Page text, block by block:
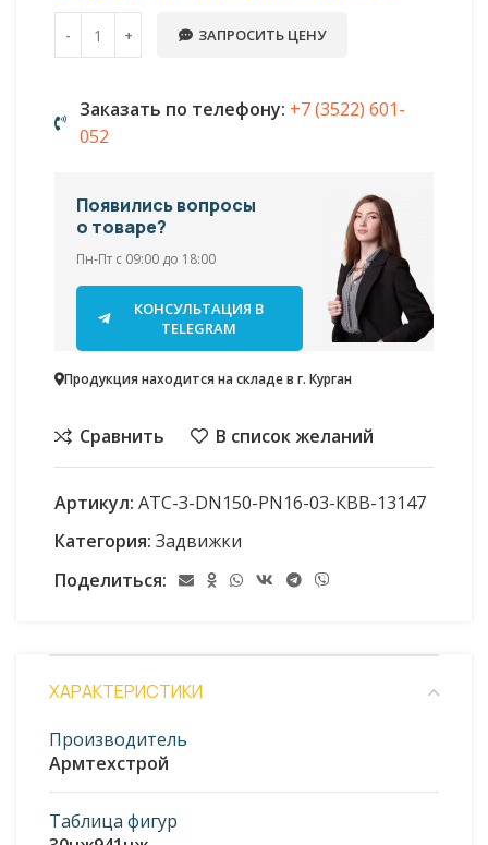
ЗАПРОСИТЬ ЦЕНУ
Заказать по телефону: +7 (3522) 601-
052
Появились вопросы
о товаре?
Пн-Пт с 09:00 до 18:00
КОНСУЛЬТАЦИЯ В
TELEGRAM
Продукция находится на складе в г. Курган
Сравнить В список желаний
Артикул: АТС-З-DN150-PN16-03-КВВ-13147
Категория: Задвижки
Поделиться:
ХАРАКТЕРИСТИКИ
Производитель
Армтехстрой
Таблица фигур